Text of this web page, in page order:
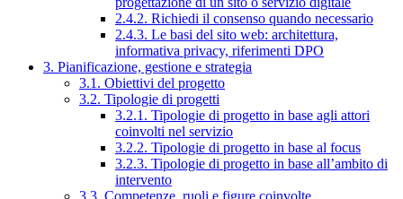
2.4.2. Richiedi il consenso quando necessario
2.4.3. Le basi del sito web: architettura,
informativa privacy, riferimenti DPO
3. Pianificazione, gestione e strategia
3.1. Obiettivi del progetto
3.2. Tipologie di progetti
3.2.1. Tipologie di progetto in base agli attori
coinvolti nel servizio
3.2.2. Tipologie di progetto in base al focus
3.2.3. Tipologie di progetto in base all’ambito di
intervento
3.3. Competenze, ruoli e figure coinvolte